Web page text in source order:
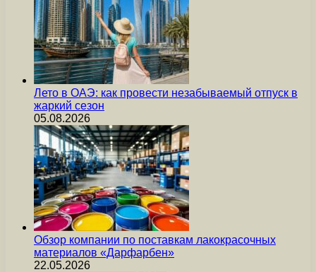
Лето в ОАЭ: как провести незабываемый отпуск в
жаркий сезон
05.08.2026
Обзор компании по поставкам лакокрасочных
материалов «Дарфарбен»
22.05.2026